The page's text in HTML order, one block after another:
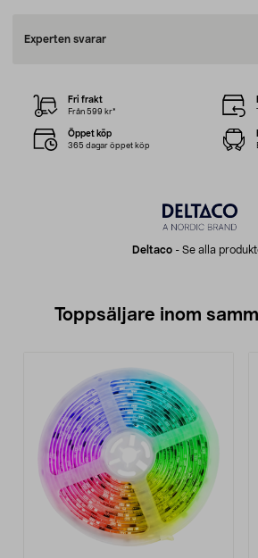
Experten svarar
Deltaco - Se alla
Fri frakt
Från 599 kr*
Öppet köp
365 dagar öppet köp
Toppsäljare inom